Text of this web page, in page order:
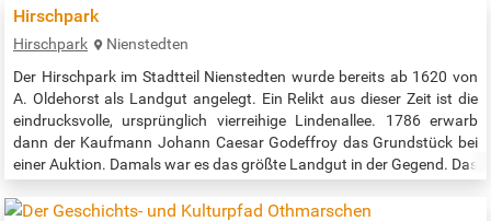
Klappbrücken hindurch, die wie die alten Krane von dem lebendigen
Hafenbetrieb erzählen, der hier früher herrschte, können die liebevoll
gepflegten…
Hirschpark
Hirschpark
Nienstedten
Der Hirschpark im Stadtteil Nienstedten wurde bereits ab 1620 von
A. Oldehorst als Landgut angelegt. Ein Relikt aus dieser Zeit ist die
eindrucksvolle, ursprünglich vierreihige Lindenallee. 1786 erwarb
dann der Kaufmann Johann Caesar Godeffroy das Grundstück bei
einer Auktion. Damals war es das größte Landgut in der Gegend. Das
als Ballettschule dient, ließ Godeffroy seinerzeit vom später…